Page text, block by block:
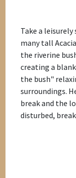
Take a
many tall
the riverine
creating a
the bush"
surroundings.
break and the
disturbed,